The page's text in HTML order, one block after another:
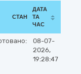
СТАН
ДАТА
ТА
ЧАС
08-07-
2026,
19:28:47